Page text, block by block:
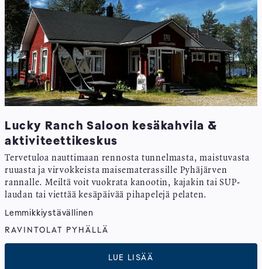
Lucky Ranch Saloon kesäkahvila &
aktiviteettikeskus
Tervetuloa nauttimaan rennosta tunnelmasta, maistuvasta
ruuasta ja virvokkeista maisematerassille Pyhäjärven
rannalle. Meiltä voit vuokrata kanootin, kajakin tai SUP-
laudan tai viettää kesäpäivää pihapelejä pelaten.
Lemmikkiystävällinen
RAVINTOLAT PYHÄLLÄ
LUE LISÄÄ